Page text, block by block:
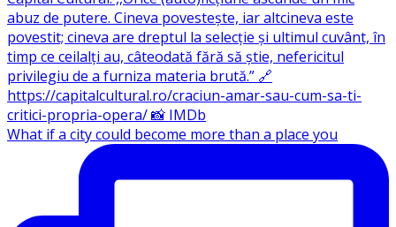
What if a city could become more than a place you